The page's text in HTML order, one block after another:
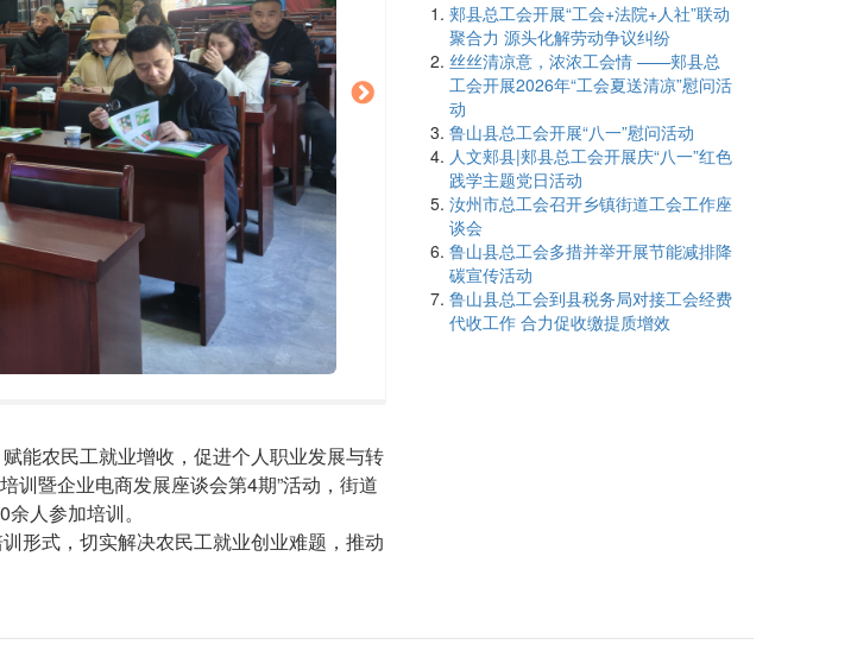
能农民工就业增收，促进个人职业发展与转
训暨企业电商发展座谈会第4期”活动，街道
人参加培训。
形式，切实解决农民工就业创业难题，推动
郏县总工会开展“工会+法院+人社”联动
聚合力 源头化解劳动争议纠纷
丝丝清凉意，浓浓工会情 ——郏县总
工会开展2026年“工会夏送清凉”慰问活
动
鲁山县总工会开展“八一”慰问活动
人文郏县|郏县总工会开展庆“八一”红色
践学主题党日活动
汝州市总工会召开乡镇街道工会工作座
谈会
鲁山县总工会多措并举开展节能减排降
碳宣传活动
鲁山县总工会到县税务局对接工会经费
代收工作 合力促收缴提质增效